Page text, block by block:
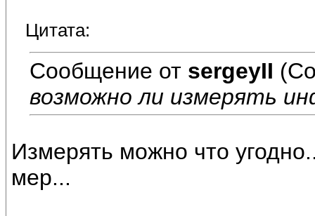
Цитата:
Сообщение от sergeyII
возможно ли измерять
Измерять можно что
мер...